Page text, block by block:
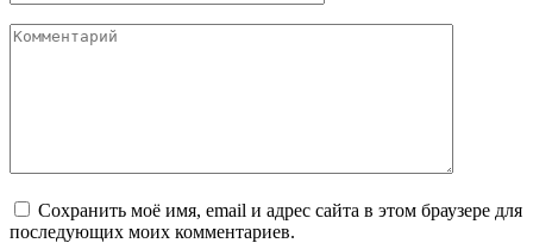
Комментарий
Сохранить моё имя, email и адрес сайта в этом браузере для
последующих моих комментариев.